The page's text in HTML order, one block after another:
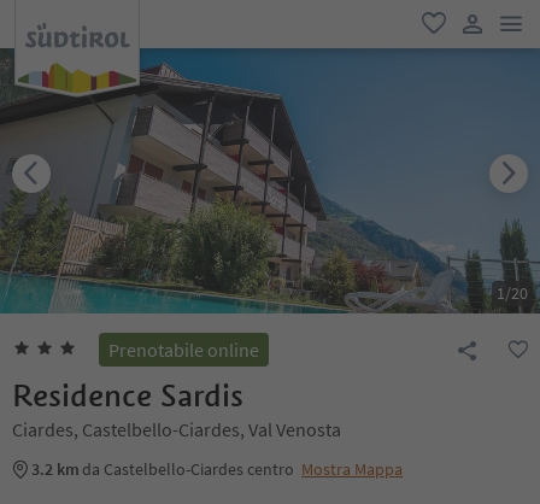
favoriti
user link
1/20
Prenotabile online
Residence Sardis
Ciardes, Castelbello-Ciardes, Val Venosta
3.2 km da Castelbello-Ciardes centro Mostra Mappa